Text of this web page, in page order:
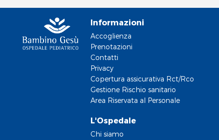
Informazioni
Accoglienza
Prenotazioni
Contatti
Privacy
Copertura assicurativa Rct/Rco
Gestione Rischio sanitario
Area Riservata al Personale
L'Ospedale
Chi siamo